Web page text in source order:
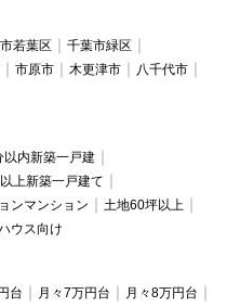
若葉区
千葉市緑区
市原市 木更津市
八千代市
以内新築一戸建
上新築一戸建て
ンマンション
土地60坪以上
ウス向け
台 月々7万円台
月々8万円台